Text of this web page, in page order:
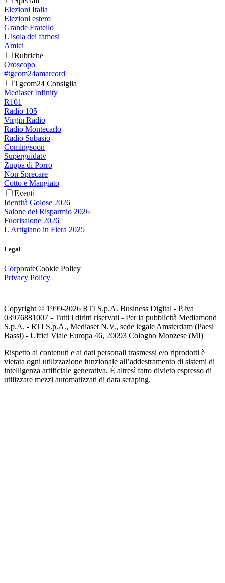
Elezioni Italia
Elezioni estero
Grande Fratello
L'isola dei famosi
Amici
Rubriche
Oroscopo
#tgcom24amarcord
Tgcom24 Consiglia
Mediaset Infinity
R101
Radio 105
Virgin Radio
Radio Montecarlo
Radio Subasio
Comingsoon
Superguidatv
Zuppa di Porro
Non Sprecare
Cotto e Mangiato
Eventi
Identità Golose 2026
Salone del Risparmio 2026
Fuorisalone 2026
L'Artigiano in Fiera 2025
Legal
CorporateCookie Policy
Privacy Policy
Copyright © 1999-2026 RTI S.p.A. Business Digital - P.Iva
03976881007 - Tutti i diritti riservati - Per la pubblicità Mediamond
S.p.A. - RTI S.p.A., Mediaset N.V., sede legale Amsterdam (Paesi
Bassi) - Uffici Viale Europa 46, 20093 Cologno Monzese (MI)
Rispetto ai contenuti e ai dati personali trasmessi e/o riprodotti è
vietata ogni utilizzazione funzionale all’addestramento di sistemi di
intelligenza artificiale generativa. È altresì fatto divieto espresso di
utilizzare mezzi automatizzati di data scraping.